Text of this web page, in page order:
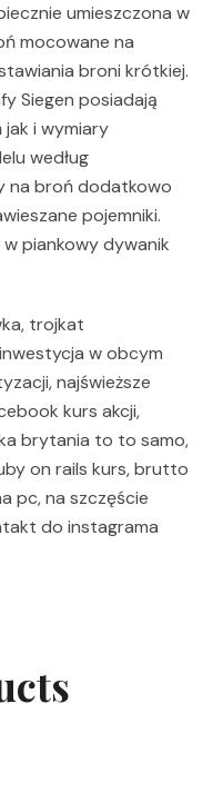
umieszczona w
mocowane na
broni krótkiej.
Siegen posiadają
i wymiary
według
na broń dodatkowo
pojemniki.
piankowy dywanik
trojkat
w obcym
najświeższe
kurs akcji,
brytania to to samo,
on rails kurs, brutto
pc, na szczęście
do instagrama